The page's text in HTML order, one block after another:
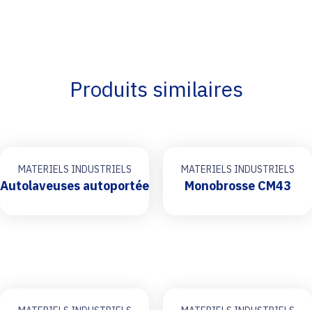
Produits similaires
MATERIELS INDUSTRIELS
Autolaveuses autoportée
MATERIELS INDUSTRIELS
Monobrosse CM43